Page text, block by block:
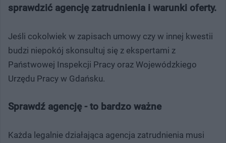
sprawdzić agencję zatrudnienia i warunki oferty.
Jeśli cokolwiek w zapisach umowy czy w innej kwestii
budzi niepokój skonsultuj się z ekspertami z
Państwowej Inspekcji Pracy oraz Wojewódzkiego
Urzędu Pracy w Gdańsku.
Sprawdź agencję - to bardzo ważne
Każda legalnie działająca agencja zatrudnienia musi